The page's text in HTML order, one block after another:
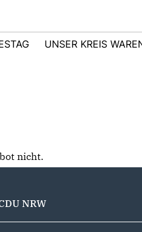
UNSER KREIS
nicht.
NRW